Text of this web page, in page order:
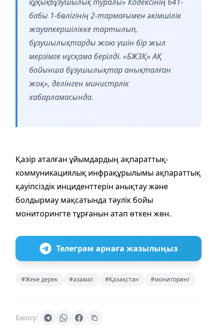
бабы 1-бөлігінің 2-тармағымен әкімшілік
жауапкершілікке тартылып,
бұзушылықтарды жою үшін бір жыл
мерзімге нұсқама берілді. «БЖЗҚ» АҚ
бойынша бұзушылықтар анықталған
жоқ», делінген министрлік
хабарламасында.
Қазір аталған ұйымдардың ақпараттық-
коммуникациялық инфрақұрылымы ақпараттық
қауіпсіздік инциденттерін анықтау және
болдырмау мақсатында тәулік бойы
мониторингте тұрғанын атап өткен жөн.
Телеграм арнаға жазылыңыз
#Жеке дерек #азамат #Қазақстан #мониторинг
Бөлісу: